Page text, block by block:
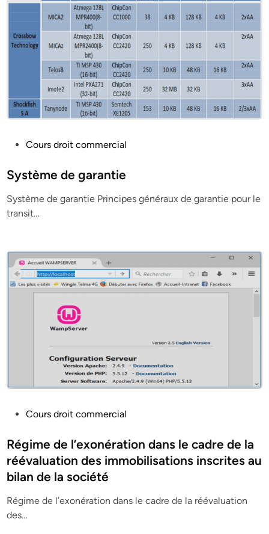
s
e
d
Cours droit commercial
Système de garantie
Système de garantie Principes généraux de garantie pour le
transit…
s
t
e
i
n
Cours droit commercial
Régime de l’exonération dans le cadre de la
réévaluation des immobilisations inscrites au
bilan de la société
Régime de l’exonération dans le cadre de la réévaluation
des…